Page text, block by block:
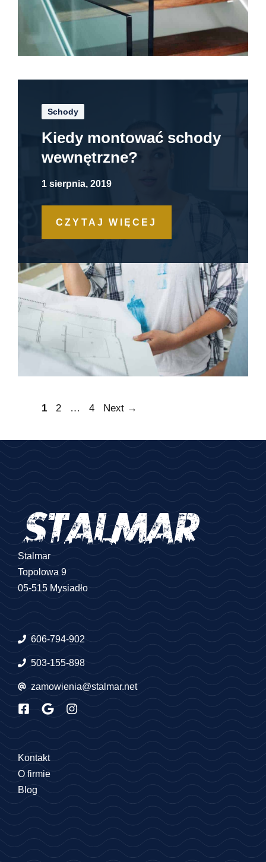
Schody
Kiedy montować schody
wewnętrzne?
1 sierpnia, 2019
CZYTAJ WIĘCEJ
Nawigacja
Page
1 Page
2 … Page
4 Next →
Stalmar
Topolowa 9
05-515 Mysiadło
606-794-902
503-155-898
zamowienia@stalmar.net
Kontakt
O firmie
Blog